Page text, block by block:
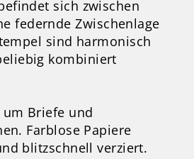
sich zwischen
federnde Zwischenlage
sind harmonisch
kombiniert
Briefe und
Farblose Papiere
blitzschnell verziert.